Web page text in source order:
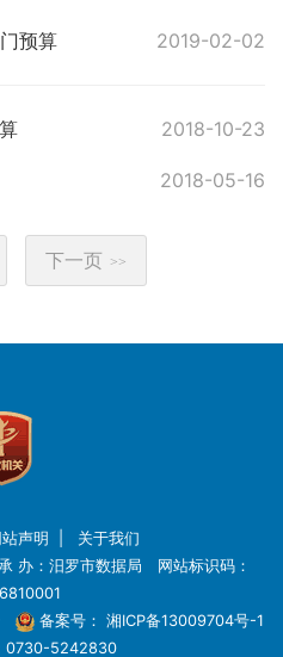
预算 2019-02-02
2018-10-23
2018-05-16
下一页 >>
站声明
关于我们
办：汨罗市数据局 网站标识码：
备案号： 湘ICP备13009704号-1
0730-5242830